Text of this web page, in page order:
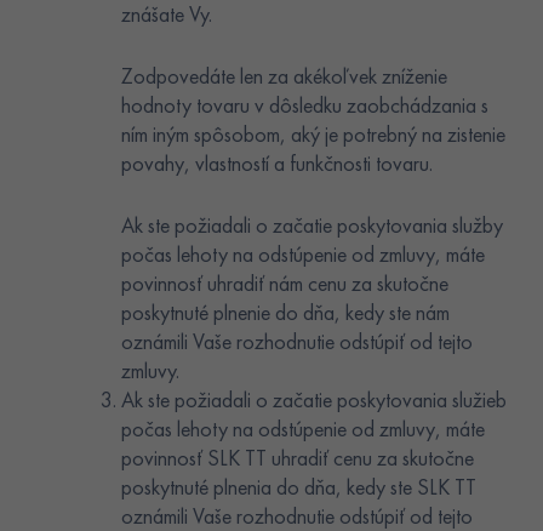
znášate Vy.
Zodpovedáte len za akékoľvek zníženie
hodnoty tovaru v dôsledku zaobchádzania s
ním iným spôsobom, aký je potrebný na zistenie
povahy, vlastností a funkčnosti tovaru.
Ak ste požiadali o začatie poskytovania služby
počas lehoty na odstúpenie od zmluvy, máte
povinnosť uhradiť nám cenu za skutočne
poskytnuté plnenie do dňa, kedy ste nám
oznámili Vaše rozhodnutie odstúpiť od tejto
zmluvy.
Ak ste požiadali o začatie poskytovania služieb
počas lehoty na odstúpenie od zmluvy, máte
povinnosť SLK TT uhradiť cenu za skutočne
poskytnuté plnenia do dňa, kedy ste SLK TT
oznámili Vaše rozhodnutie odstúpiť od tejto